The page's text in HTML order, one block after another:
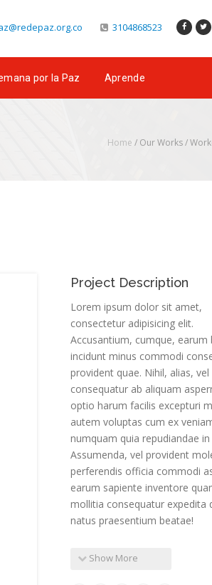
3104868523
por la Paz Aprende
Home / Our Works /
Project Description
Lorem ipsum dolor sit amet,
consectetur adipisicing elit.
Accusantium, cumque, earum
incidunt minus commodi
provident quae. Nihil, alias, vel
consequatur ab aliquam
optio harum facilis excepturi
autem voluptas cum ex
numquam quia repudiandae in
Assumenda, vel provident
perferendis officia commodi
earum sapiente inventore
mollitia consequatur expedita
natus praesentium beatae!
Show More